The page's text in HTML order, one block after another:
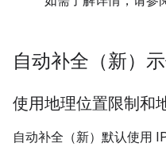
自动补全（新）
使用地理位置限制和
自动补全（新）默认使用